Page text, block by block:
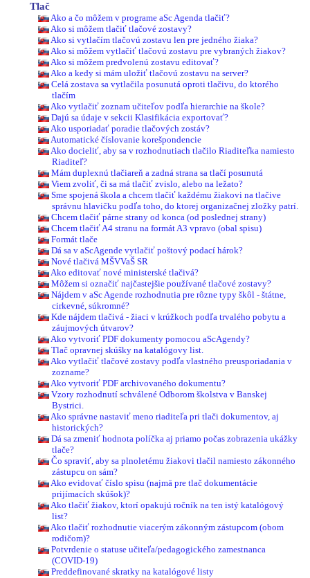
Tlač
Ako a čo môžem v programe aSc Agenda tlačiť?
Ako si môžem tlačiť tlačové zostavy?
Ako si vytlačím tlačovú zostavu len pre jedného žiaka?
Ako si môžem vytlačiť tlačovú zostavu pre vybraných žiakov?
Ako si môžem predvolenú zostavu editovať?
Ako a kedy si mám uložiť tlačovú zostavu na server?
Celá zostava sa vytlačila posunutá oproti tlačivu, do ktorého
tlačím
Ako vytlačiť zoznam učiteľov podľa hierarchie na škole?
Dajú sa údaje v sekcii Klasifikácia exportovať?
Ako usporiadať poradie tlačových zostáv?
Automatické číslovanie korešpondencie
Ako docieliť, aby sa v rozhodnutiach tlačilo Riaditeľka namiesto
Riaditeľ?
Mám duplexnú tlačiareň a zadná strana sa tlačí posunutá
Viem zvoliť, či sa má tlačiť zvislo, alebo na ležato?
Sme spojená škola a chcem tlačiť každému žiakovi na tlačive
správnu hlavičku podľa toho, do ktorej organizačnej zložky patrí.
Chcem tlačiť párne strany od konca (od poslednej strany)
Chcem tlačiť A4 stranu na formát A3 vpravo (obal spisu)
Formát tlače
Dá sa v aScAgende vytlačiť poštový podací hárok?
Nové tlačivá MŠVVaŠ SR
Ako editovať nové ministerské tlačivá?
Môžem si označiť najčastejšie používané tlačové zostavy?
Nájdem v aSc Agende rozhodnutia pre rôzne typy škôl - štátne,
cirkevné, súkromné?
Kde nájdem tlačivá - žiaci v krúžkoch podľa trvalého pobytu a
záujmových útvarov?
Ako vytvoriť PDF dokumenty pomocou aScAgendy?
Tlač opravnej skúšky na katalógovy list.
Ako vytlačiť tlačové zostavy podľa vlastného preusporiadania v
zozname?
Ako vytvoriť PDF archivovaného dokumentu?
Vzory rozhodnutí schválené Odborom školstva v Banskej
Bystrici.
Ako správne nastaviť meno riaditeľa pri tlači dokumentov, aj
historických?
Dá sa zmeniť hodnota políčka aj priamo počas zobrazenia ukážky
tlače?
Čo spraviť, aby sa plnoletému žiakovi tlačil namiesto zákonného
zástupcu on sám?
Ako evidovať číslo spisu (najmä pre tlač dokumentácie
prijímacích skúšok)?
Ako tlačiť žiakov, ktorí opakujú ročník na ten istý katalógový
list?
Ako tlačiť rozhodnutie viacerým zákonným zástupcom (obom
rodičom)?
Potvrdenie o statuse učiteľa/pedagogického zamestnanca
(COVID-19)
Preddefinované skratky na katalógové listy